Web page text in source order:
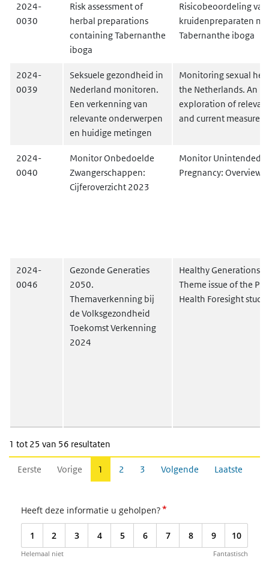
2024-
0030
Risk assessment of
herbal preparations
containing Tabernanthe
iboga
Risicobeoordeling van
kruidenpreparaten
Tabernanthe iboga
2024-
0039
Seksuele gezondheid in
Nederland monitoren.
Een verkenning van
relevante onderwerpen
en huidige metingen
Monitoring sexual
the Netherlands. An
exploration of
and current
2024-
0040
Monitor Onbedoelde
Zwangerschappen:
Cijferoverzicht 2023
Monitor Unintended
Pregnancy: Overview
2024-
0046
Gezonde Generaties
2050.
Themaverkenning bij
de Volksgezondheid
Toekomst Verkenning
2024
Healthy Generations
Theme issue of the
Health Foresight
1 tot 25 van 56 resultaten
Eerste Vorige 1 2 3 Volgende Laatste
Heeft deze informatie u geholpen?*
1 2 3 4 5 6 7 8 9 10
Helemaal niet Fantastisch